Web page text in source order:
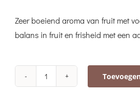
Zeer boeiend aroma van fruit met
balans in fruit en frisheid met een
Dal